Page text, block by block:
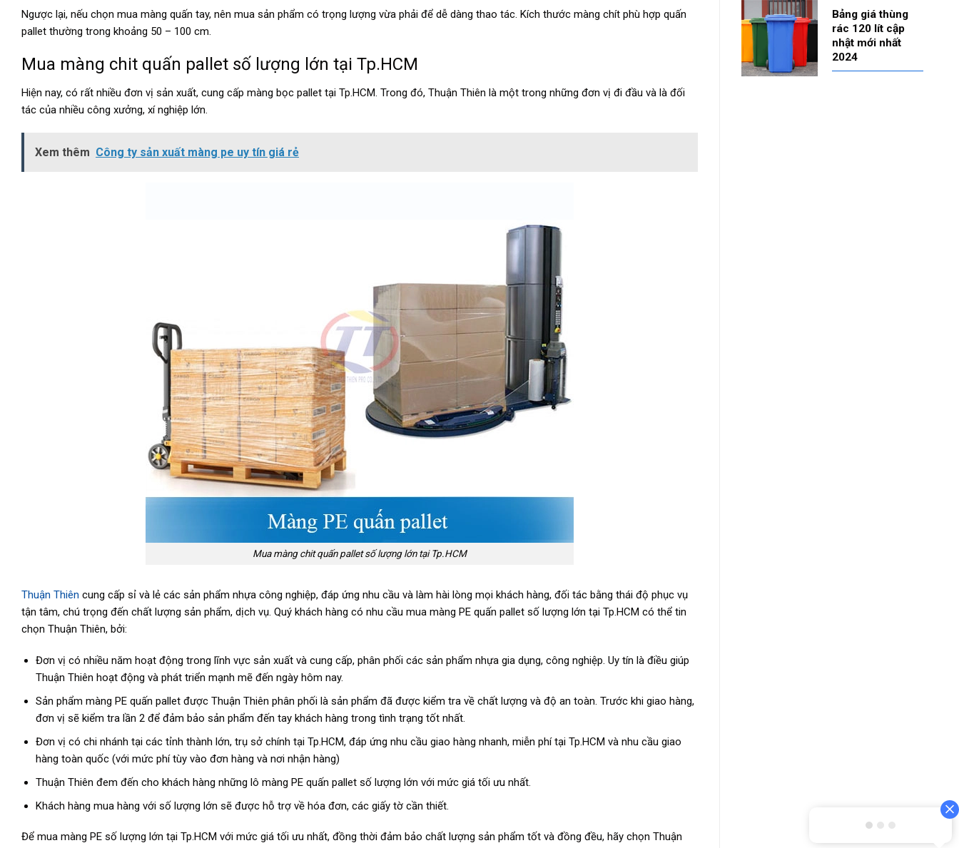
Ngược lại, nếu chọn mua màng quấn tay, nên mua sản phẩm có trọng lượng vừa phải để dễ dàng thao tác. Kích thước màng chít phù hợp quấn
pallet thường trong khoảng 50 – 100 cm.
Mua màng chit quấn pallet số lượng lớn tại Tp.HCM
Hiện nay, có rất nhiều đơn vị sản xuất, cung cấp màng bọc pallet tại Tp.HCM. Trong đó, Thuận Thiên là một trong những đơn vị đi đầu và là đối
tác của nhiều công xưởng, xí nghiệp lớn.
Xem thêm Công ty sản xuất màng pe uy tín giá rẻ
Mua màng chit quấn pallet số lượng lớn tại Tp.HCM
Thuận Thiên cung cấp sỉ và lẻ các sản phẩm nhựa công nghiệp, đáp ứng nhu cầu và làm hài lòng mọi khách hàng, đối tác bằng thái độ phục vụ
tận tâm, chú trọng đến chất lượng sản phẩm, dịch vụ. Quý khách hàng có nhu cầu mua màng PE quấn pallet số lượng lớn tại Tp.HCM có thể tin
chọn Thuận Thiên, bởi:
Đơn vị có nhiều năm hoạt động trong lĩnh vực sản xuất và cung cấp, phân phối các sản phẩm nhựa gia dụng, công nghiệp. Uy tín là điều giúp
Thuận Thiên hoạt động và phát triển mạnh mẽ đến ngày hôm nay.
Sản phẩm màng PE quấn pallet được Thuận Thiên phân phối là sản phẩm đã được kiểm tra về chất lượng và độ an toàn. Trước khi giao hàng,
đơn vị sẽ kiểm tra lần 2 để đảm bảo sản phẩm đến tay khách hàng trong tình trạng tốt nhất.
Đơn vị có chi nhánh tại các tỉnh thành lớn, trụ sở chính tại Tp.HCM, đáp ứng nhu cầu giao hàng nhanh, miễn phí tại Tp.HCM và nhu cầu giao
hàng toàn quốc (với mức phí tùy vào đơn hàng và nơi nhận hàng)
Thuận Thiên đem đến cho khách hàng những lô màng PE quấn pallet số lượng lớn với mức giá tối ưu nhất.
Khách hàng mua hàng với số lượng lớn sẽ được hỗ trợ về hóa đơn, các giấy tờ cần thiết.
Để mua màng PE số lượng lớn tại Tp.HCM với mức giá tối ưu nhất, đồng thời đảm bảo chất lượng sản phẩm tốt và đồng đều, hãy chọn Thuận
Bảng giá thùng
rác 120 lít cập
nhật mới nhất
2024